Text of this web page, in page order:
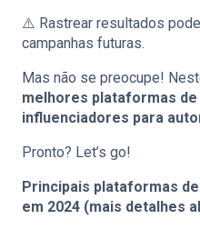
⚠️ Rastrear resultados
campanhas futuras.
Mas não se preocupe!
melhores plataformas
influenciadores para
Pronto? Let’s go!
Principais plataformas
em 2024 (mais detalhes